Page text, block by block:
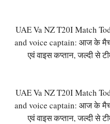
UAE Va NZ T20I Match
and voice captain: आज के मैच
एवं वाइस कप्तान, जल्दी से
UAE Va NZ T20I Match
and voice captain: आज के मैच
एवं वाइस कप्तान, जल्दी से